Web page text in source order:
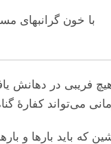
با خون گرانبهای
فریبی در دهانش
می‌‌تواند کفارهٔ
باید بارها و بارها